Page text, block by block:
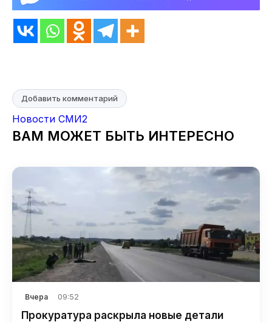
Добавить комментарий
Новости СМИ2
ВАМ МОЖЕТ БЫТЬ ИНТЕРЕСНО
Вчера 09:52
Прокуратура раскрыла новые детали